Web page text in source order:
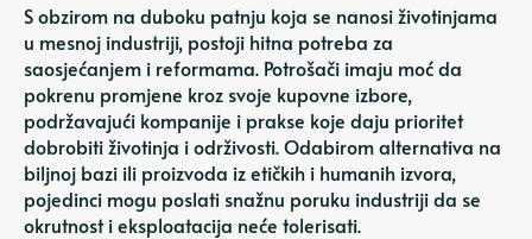
S obzirom na duboku patnju koja se nanosi životinjama
u mesnoj industriji, postoji hitna potreba za
saosjećanjem i reformama. Potrošači imaju moć da
pokrenu promjene kroz svoje kupovne izbore,
podržavajući kompanije i prakse koje daju prioritet
dobrobiti životinja i održivosti. Odabirom alternativa na
biljnoj bazi ili proizvoda iz etičkih i humanih izvora,
pojedinci mogu poslati snažnu poruku industriji da se
okrutnost i eksploatacija neće tolerisati.